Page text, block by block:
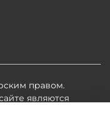
правом.
являются